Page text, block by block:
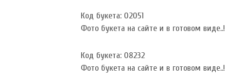
Код букета: 02051
Фото букета на сайте и в готовом виде..!
Код букета: 08232
Фото букета на сайте и в готовом виде..!